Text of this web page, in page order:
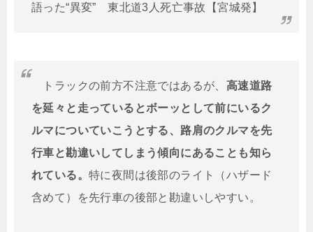
語った“異変” 東北道3人死亡事故【宮城発】
トラックの前方不注意ではあるが、 高速道路
を延々と走っているとボーッとして前にいるク
ルマについていこうとする、路肩のクルマを先
行車と勘違いしてしまう傾向にあることも知ら
れている。 特に夜間は後部のライト（ハザード
含めて）を先行車の後部と勘違いしやすい。